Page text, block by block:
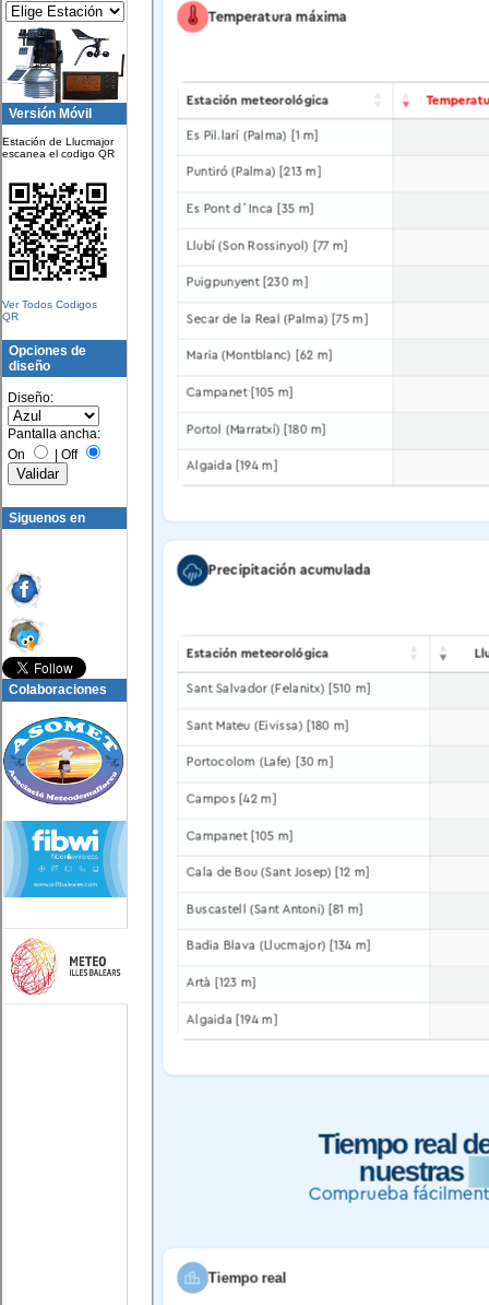
Versión Móvil
Estación de Llucmajor
escanea el codigo QR
Ver Todos Codigos
QR
Opciones de
diseño
Diseño:
Pantalla ancha:
On
Off
Siguenos en
Colaboraciones